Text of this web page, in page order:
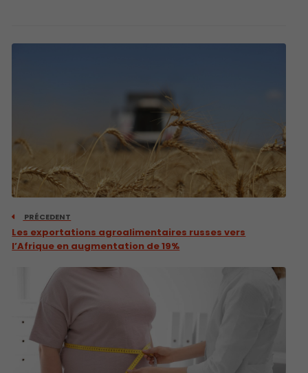
PRÉCEDENT
Les exportations agroalimentaires russes vers
l’Afrique en augmentation de 19%